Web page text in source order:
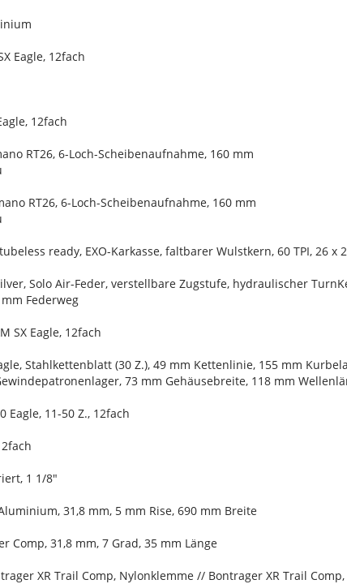
Eagle, 12fach
12fach
RT26, 6-Loch-Scheibenaufnahme, 160 mm
RT26, 6-Loch-Scheibenaufnahme, 160 mm
ready, EXO-Karkasse, faltbarer Wulstkern, 60 TPI, 26 x
Solo Air-Feder, verstellbare Zugstufe, hydraulischer
Federweg
SX Eagle, 12fach
Stahlkettenblatt (30 Z.), 49 mm Kettenlinie, 155 mm
73 mm Gehäusebreite, 118 mm
Eagle, 11-50 Z., 12fach
1 1/8"
31,8 mm, 5 mm Rise, 690 mm Breite
Comp, 31,8 mm, 7 Grad, 35 mm Länge
XR Trail Comp, Nylonklemme // Bontrager XR Trail